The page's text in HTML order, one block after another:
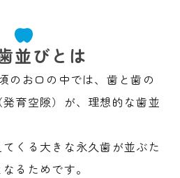
並びとは
のお口の中では、歯と歯の
育空隙）が、理想的な歯並
くる大きな永久歯が並ぶた
るためです。